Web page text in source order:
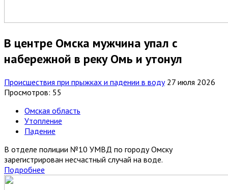
В центре Омска мужчина упал с
набережной в реку Омь и утонул
Происшествия при прыжках и падении в воду 27 июля 2026
Просмотров: 55
Омская область
Утопление
Падение
В отделе полиции №10 УМВД по городу Омску
зарегистрирован несчастный случай на воде.
Подробнее